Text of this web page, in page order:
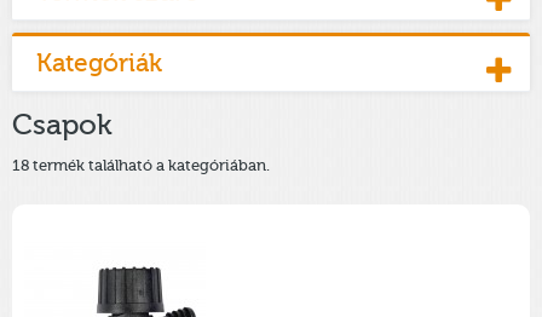
Kategóriák
Csapok
18 termék található a kategóriában.